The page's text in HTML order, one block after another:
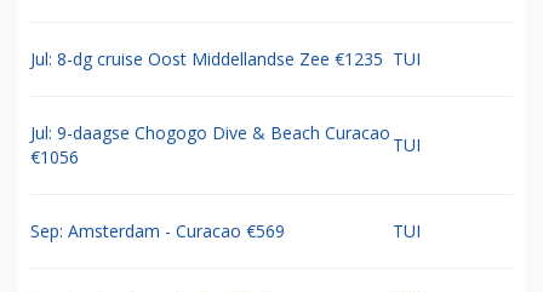
Jul: 8-dg cruise Oost Middellandse Zee €1235 TUI
Jul: 9-daagse Chogogo Dive & Beach Curacao
€1056
TUI
Sep: Amsterdam - Curacao €569 TUI